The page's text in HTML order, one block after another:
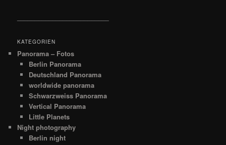
KATEGORIEN
Panorama – Fotos
Berlin Panorama
Deutschland Panorama
worldwide panorama
Schwarzweiss Panorama
Vertical Panorama
Little Planets
Night photography
Berlin night